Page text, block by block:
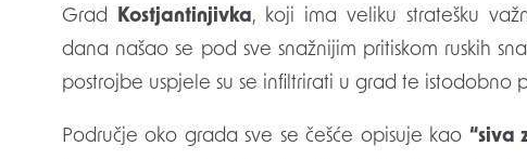
Grad Kostjantinjivka, koji ima veliku stratešku
dana našao se pod sve snažnijim pritiskom ruskih
postrojbe uspjele su se infiltrirati u grad te istodobno
Područje oko grada sve se češće opisuje kao “siva